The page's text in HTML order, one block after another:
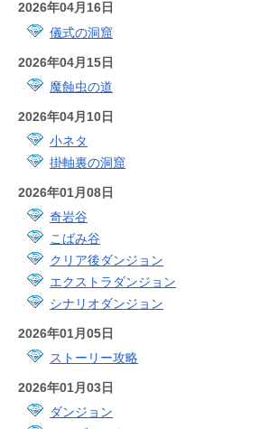
2026年04月16日
儀式の洞窟
2026年04月15日
魔蝕虫の道
2026年04月10日
小ネタ
掛軸裏の洞窟
2026年01月08日
奇岩谷
こばみ谷
クリア後ダンジョン
エクストラダンジョン
シナリオダンジョン
2026年01月05日
ストーリー攻略
2026年01月03日
ダンジョン